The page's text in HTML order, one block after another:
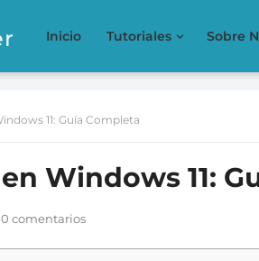
Inicio Tutoriales Sobre
11: Guía Completa
Windows 11:
0 comentarios